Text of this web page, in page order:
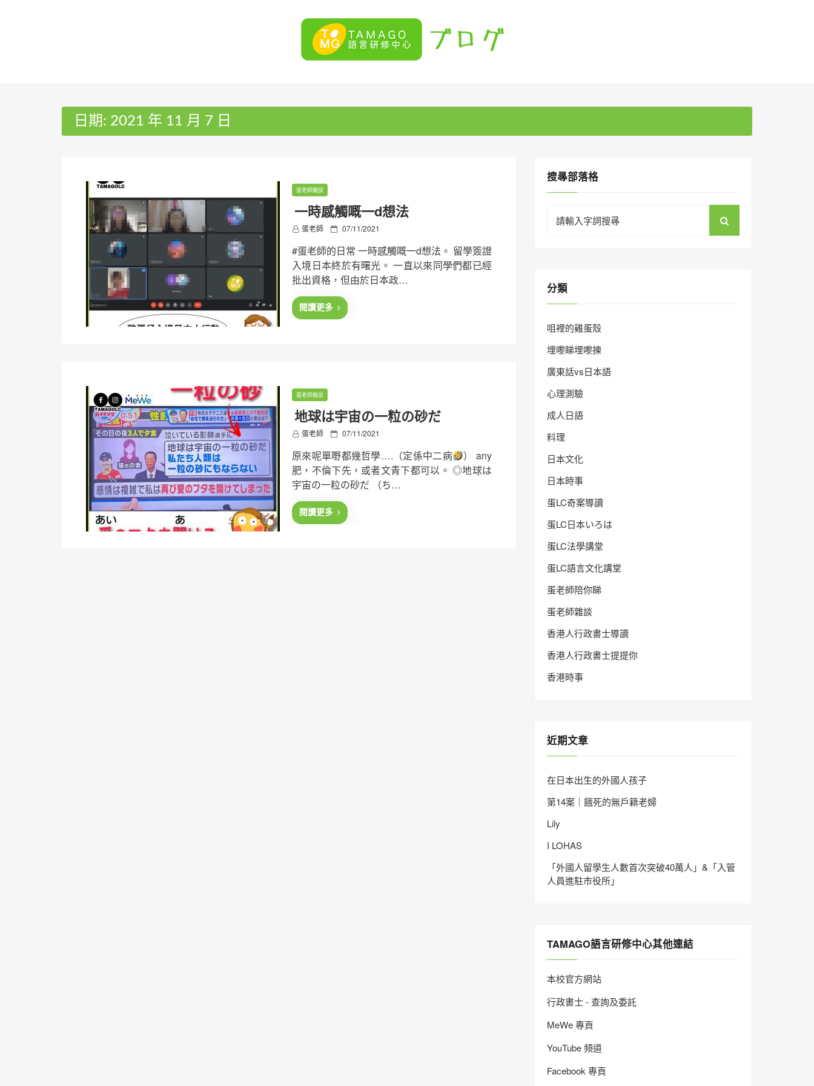
日期: 2021 年 11 月 7 日
蛋老師雜談
一時感觸嘅一d想法
蛋老師
P
s
t
e
d
n
07/11/2021
#蛋老師的日常 一時感觸嘅一d想法。 留學簽證
入境日本終於有曙光。 一直以來同學們都已經
批出資格，但由於日本政…
閱讀更多
蛋老師雜談
地球は宇宙の一粒の砂だ
蛋老師
P
s
t
d
n
07/11/2021
原來呢單嘢都幾哲學….（定係中二病
） any
肥，不倫下先，或者文青下都可以。 ◎地球は
宇宙の一粒の砂だ （ち…
閱讀更多
搜㝷部落格
for:
分類
咀裡的雞蛋殼
埋嚟睇埋嚟揀
廣東話vs日本語
心理測驗
成人日語
料理
日本文化
日本時事
蛋LC奇案導讀
蛋LC日本いろは
蛋LC法學講堂
蛋LC語言文化講堂
蛋老師陪你睇
蛋老師雜談
香港人行政書士導讀
香港人行政書士提提你
香港時事
近期文章
在日本出生的外國人孩子
第14案｜餓死的無戶籍老婦
Lily
I LOHAS
「外國人留學生人數首次突破40萬人」&「入管
人員進駐市役所」
TAMAGO語言研修中心其他連結
本校官方網站
行政書士 - 查詢及委託
MeWe 專頁
YouTube 頻道
Facebook 專頁